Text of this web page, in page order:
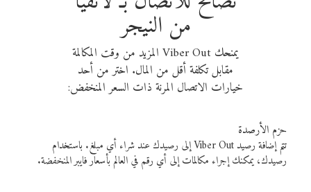
من النيجر
يمنحك Viber Out المزيد من وقت المكالمة
مقابل تكلفة أقل من المال. اختر من أحد
خيارات الاتصال المرنة ذات السعر المنخفض:
حزم الأرصدة
تتم إضافة رصيد Viber Out إلى رصيدك عند شراء أي مبلغ. باستخدام
رصيدك، يمكنك إجراء مكالمات إلى أي رقم في العالم بأسعار فايبر المنخفضة.